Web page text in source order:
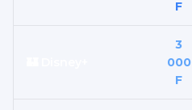
F
3
000
F